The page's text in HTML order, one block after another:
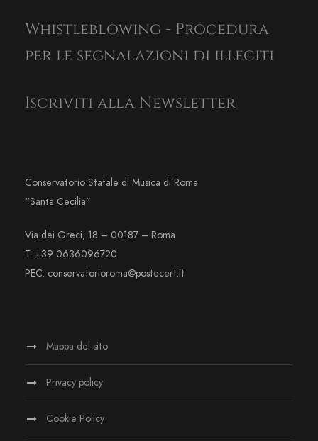
Whistleblowing - Procedura
per le segnalazioni di illeciti
Iscriviti alla Newsletter
Conservatorio Statale di Musica di Roma
“Santa Cecilia”
Via dei Greci, 18 – 00187 – Roma
T. +39 0636096720
PEC: conservatorioroma@postecert.it
Mappa del sito
Privacy policy
Cookie Policy